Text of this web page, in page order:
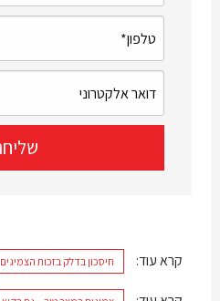
קרא עוד: חיסכון בדלק בזכות הצמיגים